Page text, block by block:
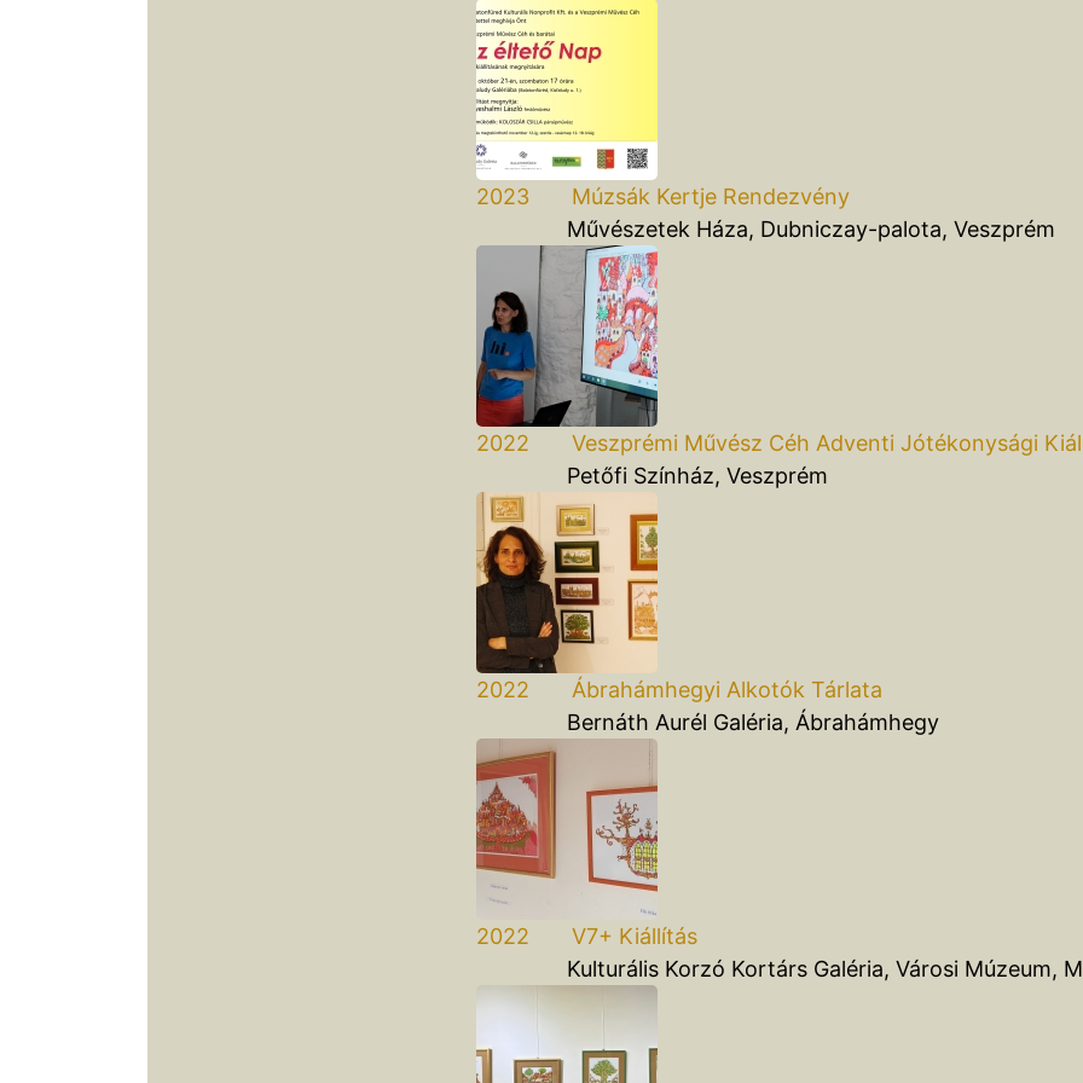
2023 Múzsák Kertje Rendezvény
Művészetek Háza, Dubniczay-palota, Veszprém
2022 Veszprémi Művész Céh Adventi Jótékonysági
Petőfi Színház, Veszprém
2022 Ábrahámhegyi Alkotók Tárlata
Bernáth Aurél Galéria, Ábrahámhegy
2022 V7+ Kiállítás
Kulturális Korzó Kortárs Galéria, Városi Múzeum,